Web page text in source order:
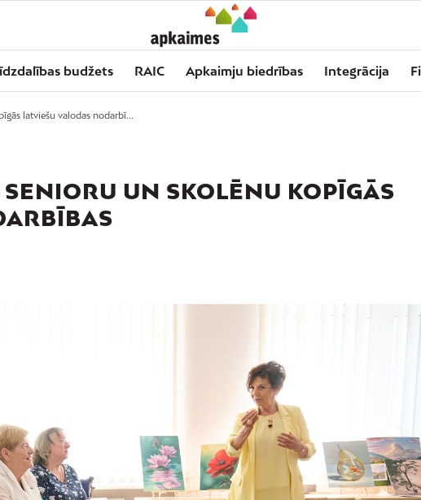
budžets RAIC Apkaimju biedrības Integrācija
latviešu valodas nodarbī...
UN SKOLĒNU KOPĪGĀS